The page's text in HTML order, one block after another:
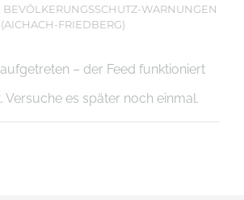
BEVÖLKERUNGSSCHUTZ-WARNUNGEN
(AICHACH-FRIEDBERG)
– der Feed funktioniert
Versuche es später noch einmal.